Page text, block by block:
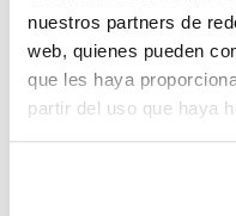
nuestros partners de
web, quienes pueden
que les haya
partir del uso que haya
polietileno de color.
Documentación
TDS / Ficha técnica